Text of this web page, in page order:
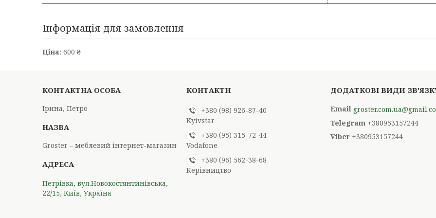
Інформація для замовлення
Ціна: 600 ₴
Ірина, Петро
Groster – меблевий інтернет-магазин
Петрівка, вул.Новокостянтинівська,
22/15, Київ, Україна
+380 (98) 926-87-40
Kyivstar
+380 (95) 315-72-44
Vodafone
+380 (96) 562-38-68
Керівництво
+380953157244
+380953157244